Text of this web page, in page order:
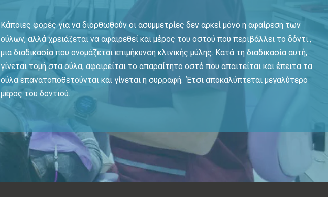
Κάποιες φορές για να διορθωθούν οι ασυμμετρίες δεν αρκεί μόνο η αφαίρεση των
ούλων, αλλά χρειάζεται να αφαιρεθεί και μέρος του οστού που περιβάλλει το δόντι.,
μια διαδικασία που ονομάζεται επιμήκυνση κλινικής μύλης. Κατά τη διαδικασία αυτή,
γίνεται τομή στα ούλα, αφαιρείται το απαραίτητο οστό που απαιτείται και έπειτα τα
ούλα επανατοποθετούνται και γίνεται η συρραφή. Έτσι αποκαλύπτεται μεγαλύτερο
μέρος του δοντιού.